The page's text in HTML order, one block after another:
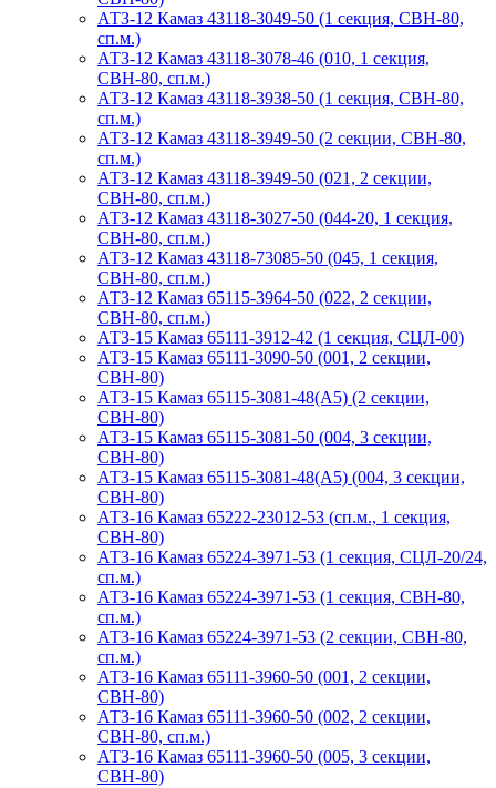
АТЗ-12 Камаз 43118-3049-50 (1 секция, СВН-80,
сп.м.)
АТЗ-12 Камаз 43118-3078-46 (010, 1 секция,
СВН-80, сп.м.)
АТЗ-12 Камаз 43118-3938-50 (1 секция, СВН-80,
сп.м.)
АТЗ-12 Камаз 43118-3949-50 (2 секции, СВН-80,
сп.м.)
АТЗ-12 Камаз 43118-3949-50 (021, 2 секции,
СВН-80, сп.м.)
АТЗ-12 Камаз 43118-3027-50 (044-20, 1 секция,
СВН-80, сп.м.)
АТЗ-12 Камаз 43118-73085-50 (045, 1 секция,
СВН-80, сп.м.)
АТЗ-12 Камаз 65115-3964-50 (022, 2 секции,
СВН-80, сп.м.)
АТЗ-15 Камаз 65111-3912-42 (1 секция, СЦЛ-00)
АТЗ-15 Камаз 65111-3090-50 (001, 2 секции,
СВН-80)
АТЗ-15 Камаз 65115-3081-48(А5) (2 секции,
СВН-80)
АТЗ-15 Камаз 65115-3081-50 (004, 3 секции,
СВН-80)
АТЗ-15 Камаз 65115-3081-48(А5) (004, 3 секции,
СВН-80)
АТЗ-16 Камаз 65222-23012-53 (сп.м., 1 секция,
СВН-80)
АТЗ-16 Камаз 65224-3971-53 (1 секция, СЦЛ-20/24,
сп.м.)
АТЗ-16 Камаз 65224-3971-53 (1 секция, СВН-80,
сп.м.)
АТЗ-16 Камаз 65224-3971-53 (2 секции, СВН-80,
сп.м.)
АТЗ-16 Камаз 65111-3960-50 (001, 2 секции,
СВН-80)
АТЗ-16 Камаз 65111-3960-50 (002, 2 секции,
СВН-80, сп.м.)
АТЗ-16 Камаз 65111-3960-50 (005, 3 секции,
СВН-80)